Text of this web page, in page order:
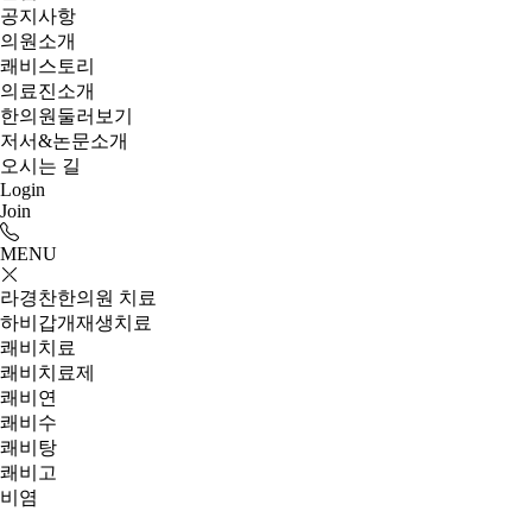
공지사항
의원소개
쾌비스토리
의료진소개
한의원둘러보기
저서&논문소개
오시는 길
Login
Join
MENU
라경찬한의원 치료
하비갑개재생치료
쾌비치료
쾌비치료제
쾌비연
쾌비수
쾌비탕
쾌비고
비염